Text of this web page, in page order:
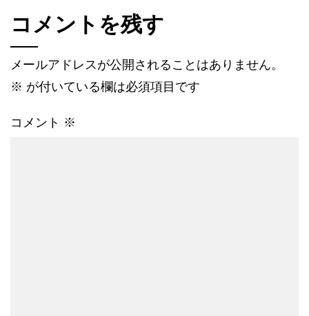
コメントを残す
メールアドレスが公開されることはありません。
※ が付いている欄は必須項目です
コメント ※